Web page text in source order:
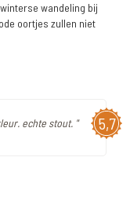
wandeling bij
oortjes zullen niet
5,7
echte stout. "